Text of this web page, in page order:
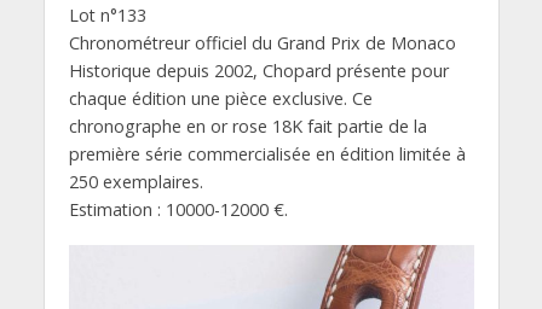
Lot n°133
Chronométreur officiel du Grand Prix de Monaco
Historique depuis 2002, Chopard présente pour
chaque édition une pièce exclusive. Ce
chronographe en or rose 18K fait partie de la
première série commercialisée en édition limitée à
250 exemplaires.
Estimation : 10000-12000 €.